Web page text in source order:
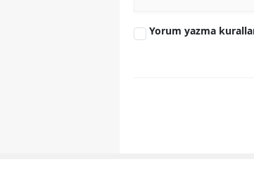
Yorum yazma